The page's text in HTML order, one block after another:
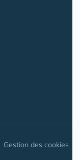
Gestion des cookies